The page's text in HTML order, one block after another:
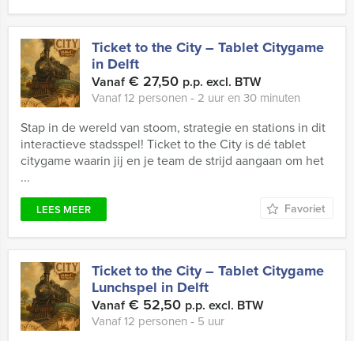
Ticket to the City – Tablet Citygame
in Delft
Vanaf€ 27,50 p.p. excl. BTW
Vanaf 12 personen ‐ 2 uur en 30 minuten
Stap in de wereld van stoom, strategie en stations in dit
interactieve stadsspel! Ticket to the City is dé tablet
citygame waarin jij en je team de strijd aangaan om het
...
LEES MEER Favoriet
Ticket to the City – Tablet Citygame
Lunchspel in Delft
Vanaf€ 52,50 p.p. excl. BTW
Vanaf 12 personen ‐ 5 uur